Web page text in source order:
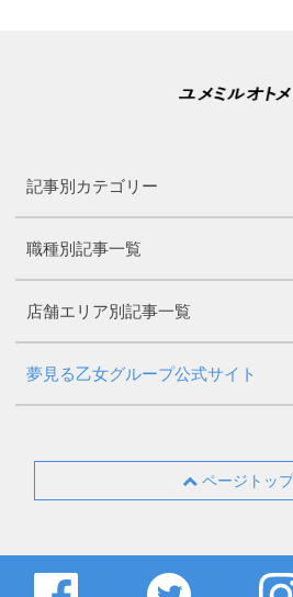
記事別カテゴリー
職種別記事一覧
店舗エリア別記事一覧
夢見る乙女グループ公式サイト
ページトッ